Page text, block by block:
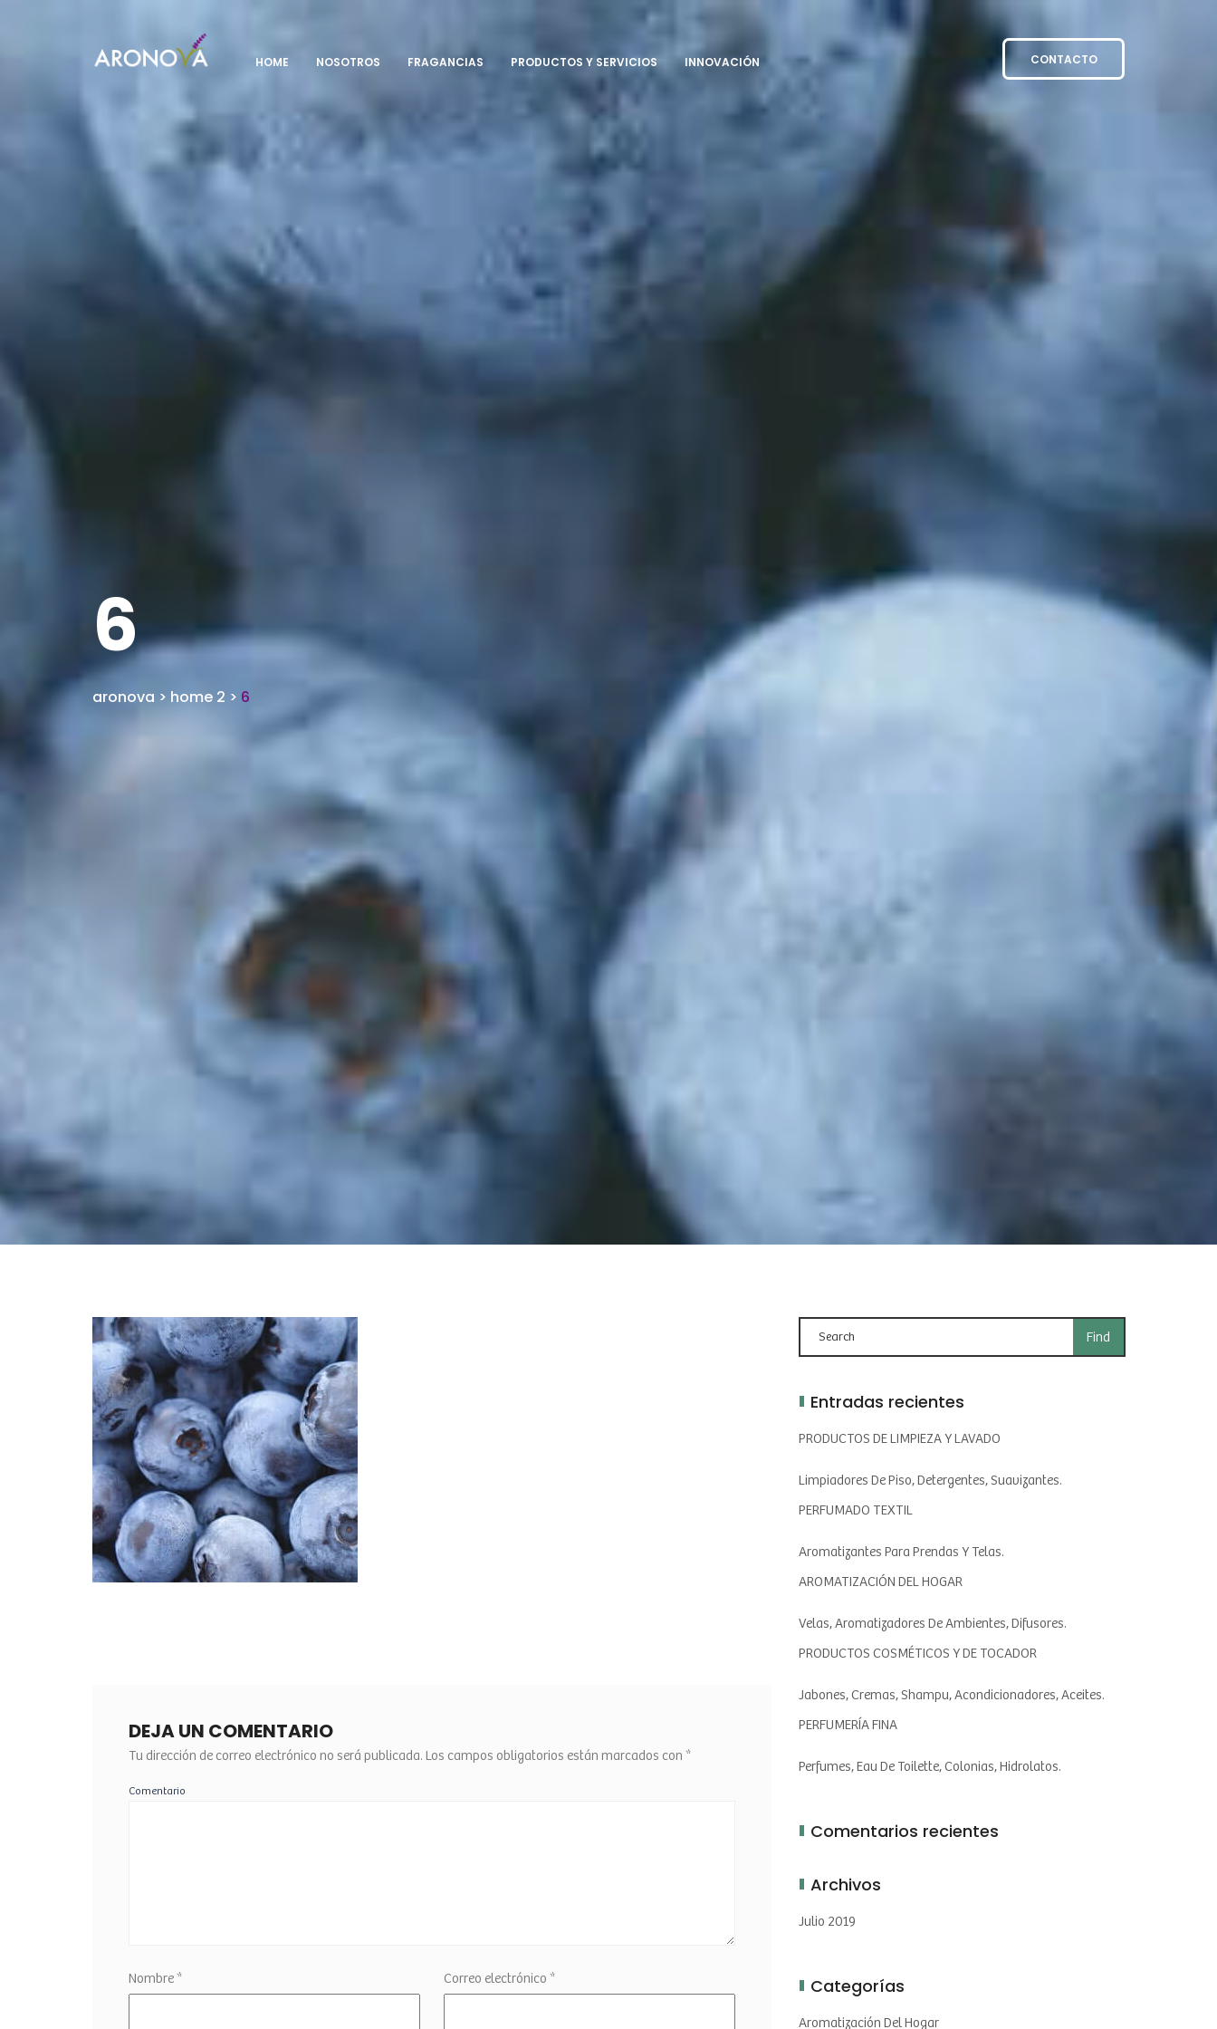
HOME NOSOTROS FRAGANCIAS PRODUCTOS Y SERVICIOS INNOVACIÓN CONTACTO
6
aronova > home 2 > 6
DEJA UN COMENTARIO
Tu dirección de correo electrónico no será publicada. Los campos obligatorios están marcados con *
Comentario
Nombre* Correo electrónico*
Entradas recientes
PRODUCTOS DE LIMPIEZA Y LAVADO
Limpiadores De Piso, Detergentes, Suavizantes.
PERFUMADO TEXTIL
Aromatizantes Para Prendas Y Telas.
AROMATIZACIÓN DEL HOGAR
Velas, Aromatizadores De Ambientes, Difusores.
PRODUCTOS COSMÉTICOS Y DE TOCADOR
Jabones, Cremas, Shampu, Acondicionadores, Aceites.
PERFUMERÍA FINA
Perfumes, Eau De Toilette, Colonias, Hidrolatos.
Comentarios recientes
Archivos
Julio 2019
Categorías
Aromatización Del Hogar